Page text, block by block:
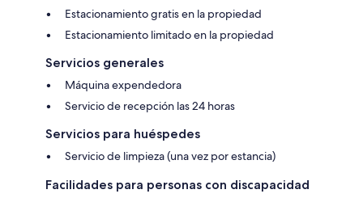
Estacionamiento gratis en la propiedad
Estacionamiento limitado en la propiedad
Servicios generales
Máquina expendedora
Servicio de recepción las 24 horas
Servicios para huéspedes
Servicio de limpieza (una vez por estancia)
Facilidades para personas con discapacidad